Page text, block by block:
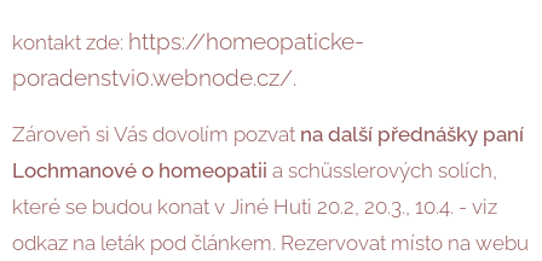
kontakt zde: https://homeopaticke-
poradenstvi0.webnode.cz/.
Zároveň si Vás dovolím pozvat na další přednášky paní
Lochmanové o homeopatii a schüsslerových solích,
které se budou konat v Jiné Huti 20.2, 20.3., 10.4. - viz
odkaz na leták pod článkem. Rezervovat místo na webu